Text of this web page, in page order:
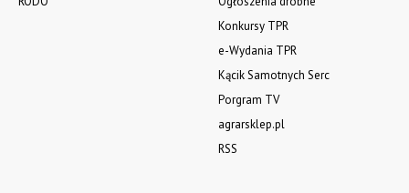
Konkursy TPR
e-Wydania TPR
Kącik Samotnych Serc
Porgram TV
agrarsklep.pl
RSS